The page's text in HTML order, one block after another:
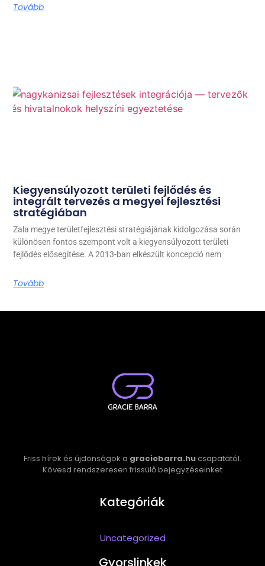
Tovább
Kiegyensúlyozott területi fejlődés és
integrált tervezés a megyei fejlesztési
stratégiában
Zala megye területfejlesztési stratégiájának kidolgozása során
különösen fontos szempont volt a kiegyensúlyozott területi
fejlődés elősegítése. A 2013-ban elkészült koncepció nem
Tovább
Friss hírek és újdonságok a graciebarra.hucsapatától.
Kövesd rendszeresen frissülő bejegyzéseinket
Kategóriák
Uncategorized
Gyorslinkek